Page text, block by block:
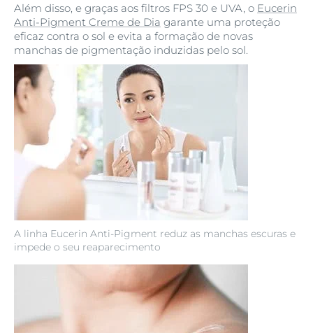
A linha Eucerin Anti-Pigment reduz as manchas escuras e
impede o seu reaparecimento
Além disso, e graças aos filtros FPS 30 e UVA, o Eucerin
Anti-Pigment Creme de Dia garante uma proteção
eficaz contra o sol e evita a formação de novas
manchas de pigmentação induzidas pelo sol.